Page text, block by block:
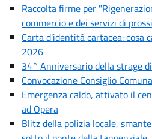
Raccolta firme per
commercio e dei servizi di
Carta d'identità cartacea: cosa
2026
34° Anniversario della strage
Convocazione Consiglio
Emergenza caldo, attivato il
ad Opera
Blitz della polizia locale,